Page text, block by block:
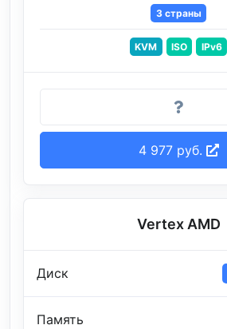
3 страны
KVM ISO IPv6
4 977 руб.
Vertex AMD
Диск
Память